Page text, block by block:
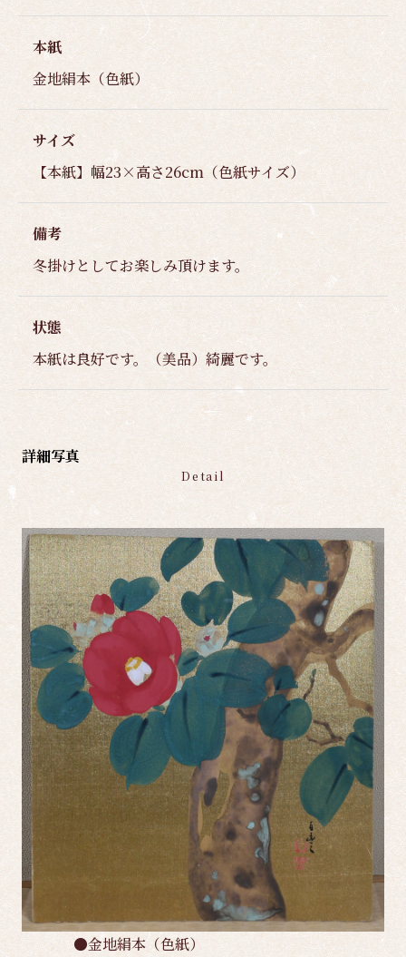
本紙
金地絹本（色紙）
サイズ
【本紙】幅23×高さ26cm（色紙サイズ）
備考
冬掛けとしてお楽しみ頂けます。
状態
本紙は良好です。（美品）綺麗です。
詳細写真
Detail
●金地絹本（色紙）